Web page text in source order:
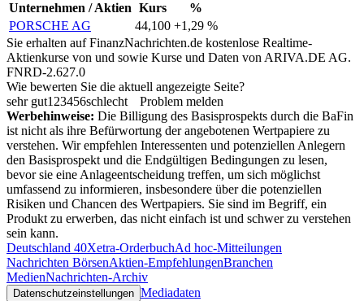
Unternehmen / Aktien Kurs
%
PORSCHE AG
44,100 +1,29 %
Sie erhalten auf FinanzNachrichten.de kostenlose Realtime-
Aktienkurse von und sowie Kurse und Daten von ARIVA.DE AG.
FNRD-2.627.0
Wie bewerten Sie die aktuell angezeigte Seite?
sehr gut1 23456schlecht
Problem melden
Werbehinweise: Die Billigung des Basisprospekts durch die BaFin
ist nicht als ihre Befürwortung der angebotenen Wertpapiere zu
verstehen. Wir empfehlen Interessenten und potenziellen Anlegern
den Basisprospekt und die Endgültigen Bedingungen zu lesen,
bevor sie eine Anlageentscheidung treffen, um sich möglichst
umfassend zu informieren, insbesondere über die potenziellen
Risiken und Chancen des Wertpapiers. Sie sind im Begriff, ein
Produkt zu erwerben, das nicht einfach ist und schwer zu verstehen
sein kann.
Deutschland 40Xetra-OrderbuchAd hoc-Mitteilungen
Nachrichten BörsenAktien-EmpfehlungenBranchen
MedienNachrichten-Archiv
Datenschutzeinstellungen Mediadaten